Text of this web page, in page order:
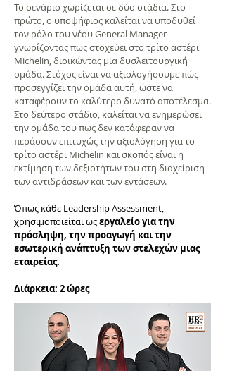
Το σενάριο χωρίζεται σε δύο στάδια. Στο
πρώτο, ο υποψήφιος καλείται να υποδυθεί
τον ρόλο του νέου General Manager
γνωρίζοντας πως στοχεύει στο τρίτο αστέρι
Michelin, διοικώντας μια δυσλειτουργική
ομάδα. Στόχος είναι να αξιολογήσουμε πώς
προσεγγίζει την ομάδα αυτή, ώστε να
καταφέρουν το καλύτερο δυνατό αποτέλεσμα.
Στο δεύτερο στάδιο, καλείται να ενημερώσει
την ομάδα του πως δεν κατάφεραν να
περάσουν επιτυχώς την αξιολόγηση για το
τρίτο αστέρι Michelin και σκοπός είναι η
εκτίμηση των δεξιοτήτων του στη διαχείριση
των αντιδράσεων και των εντάσεων.
Όπως κάθε Leadership Assessment,
χρησιμοποιείται ωςεργαλείο για την
πρόσληψη, την προαγωγή και την
εσωτερική ανάπτυξη των στελεχών μιας
εταιρείας.
Διάρκεια: 2 ώρες